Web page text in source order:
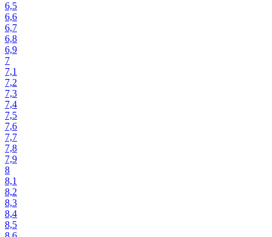
6,5
6,6
6,7
6,8
6,9
7
7,1
7,2
7,3
7,4
7,5
7,6
7,7
7,8
7,9
8
8,1
8,2
8,3
8,4
8,5